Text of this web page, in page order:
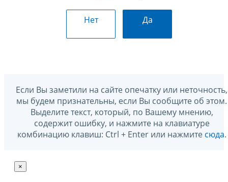
Нет Да
Если Вы заметили на сайте опечатку или неточность,
мы будем признательны, если Вы сообщите об этом.
Выделите текст, который, по Вашему мнению,
содержит ошибку, и нажмите на клавиатуре
комбинацию клавиш: Ctrl + Enter или нажмите сюда.
×